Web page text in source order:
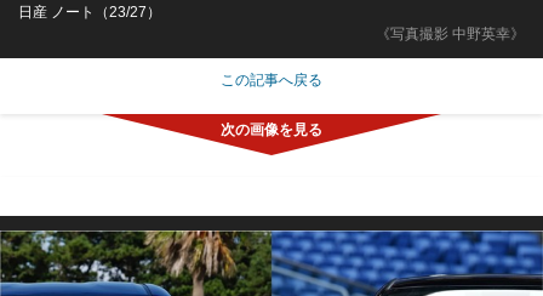
《写真撮影 中野英幸》
日産 ノート（23/27）
この記事へ戻る